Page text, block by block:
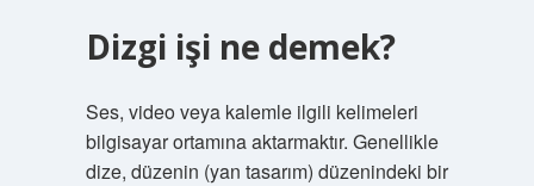
Dizgi işi ne demek?
Ses, video veya kalemle ilgili kelimeleri
bilgisayar ortamına aktarmaktır. Genellikle
dize, düzenin (yan tasarım) düzenindeki bir